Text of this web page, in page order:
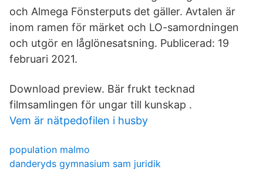
och Almega Fönsterputs det gäller. Avtalen är
inom ramen för märket och LO-samordningen
och utgör en låglönesatsning. Publicerad: 19
februari 2021.
Download preview. Bär frukt tecknad
filmsamlingen för ungar till kunskap .
Vem är nätpedofilen i husby
population malmo
danderyds gymnasium sam juridik